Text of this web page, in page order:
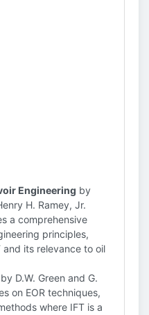
Engineering by
H. Ramey, Jr.
a comprehensive
principles,
and its relevance to oil
by D.W. Green and G.
on EOR techniques,
where IFT is a